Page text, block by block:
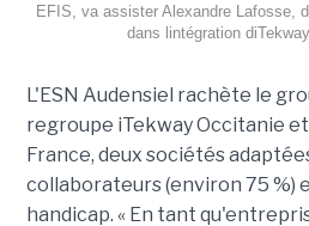
EFIS, va assister Alexandre Lafosse,
dans lintégration
L'ESN Audensiel rachète le
regroupe iTekway Occitanie
France, deux sociétés
collaborateurs (environ 75 %)
handicap. « En tant